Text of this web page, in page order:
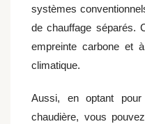
systèmes
de chauffage séparés.
empreinte carbone et
climatique.
Aussi, en optant
chaudière, vous